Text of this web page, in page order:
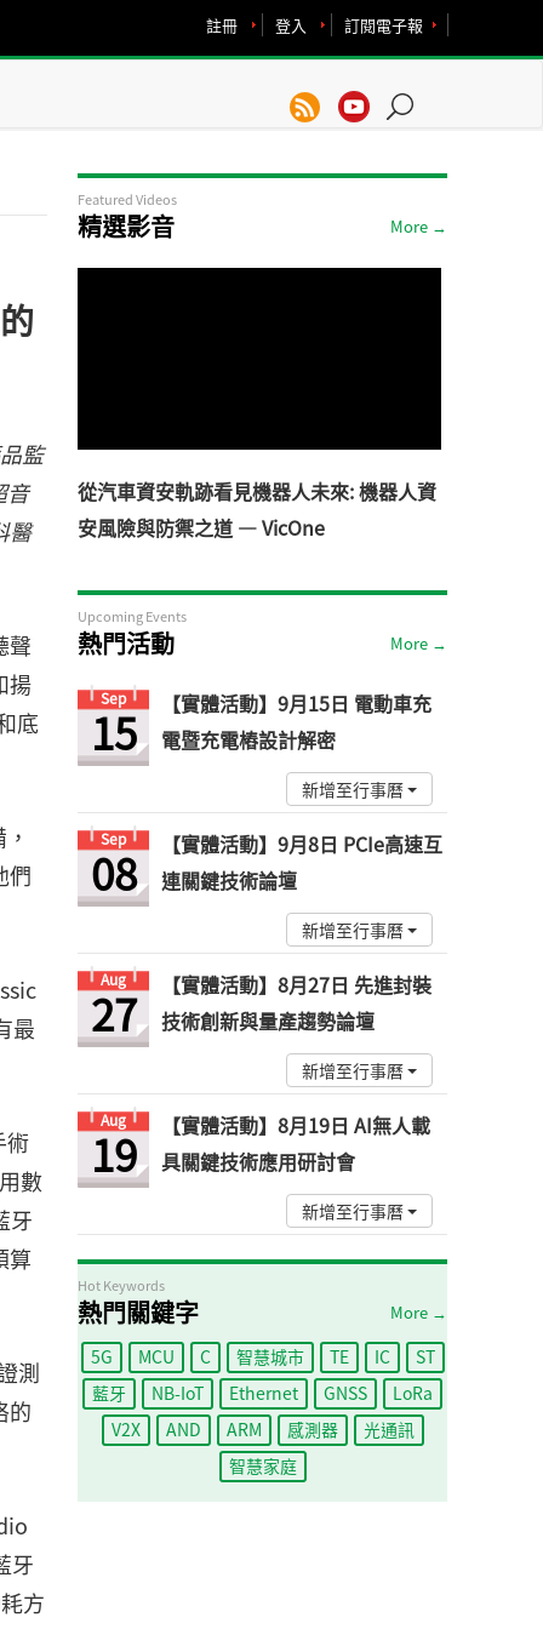
訂閱電子報
登入
註冊
監
音
醫
聲
揚
底
們
最
術
數
牙
算
測
的
牙
方
Featured Videos
精選影音 More →
從汽車資安軌跡看見機器人未來: 機器人資
安風險與防禦之道 — VicOne
Upcoming Events
熱門活動 More →
Sep
15
【實體活動】9月15日 電動車充
電暨充電樁設計解密
新增至行事曆
Sep
08
【實體活動】9月8日 PCIe高速互
連關鍵技術論壇
新增至行事曆
Aug
27
【實體活動】8月27日 先進封裝
技術創新與量產趨勢論壇
新增至行事曆
Aug
19
【實體活動】8月19日 AI無人載
具關鍵技術應用研討會
新增至行事曆
Hot Keywords
熱門關鍵字 More →
5G MCU C 智慧城市 TE IC
ST
藍牙
NB-IoT Ethernet GNSS
LoRa
V2X
AND ARM 感測器
光通訊
智慧家庭